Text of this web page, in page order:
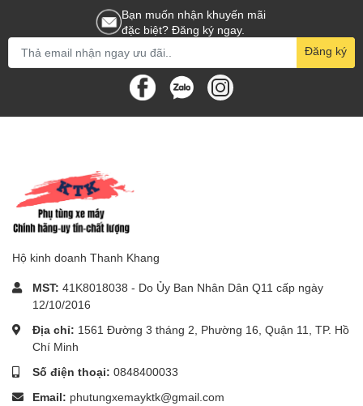
Bạn muốn nhận khuyến mãi
đặc biệt? Đăng ký ngay.
Đăng ký
Hộ kinh doanh Thanh Khang
MST: 41K8018038 - Do Ủy Ban Nhân Dân Q11 cấp ngày
12/10/2016
Địa chỉ: 1561 Đường 3 tháng 2, Phường 16, Quận 11, TP. Hồ
Chí Minh
Số điện thoại: 0848400033
Email: phutungxemayktk@gmail.com